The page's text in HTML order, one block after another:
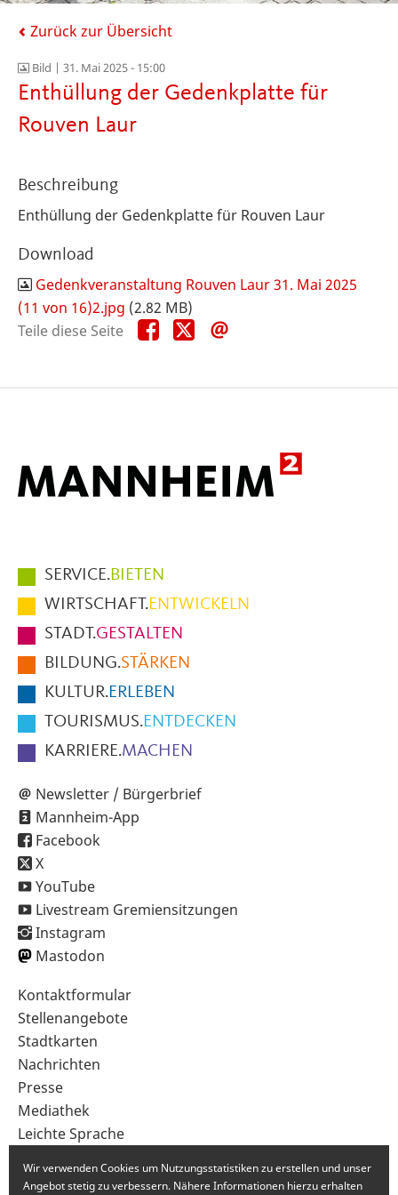
Zurück zur Übersicht
Bild | 31. Mai 2025 - 15:00
Enthüllung der Gedenkplatte für
Rouven Laur
Beschreibung
Enthüllung der Gedenkplatte für Rouven Laur
Download
Gedenkveranstaltung Rouven Laur 31. Mai 2025
(11 von 16)2.jpg (2.82 MB)
Teile diese Seite
Teile
diese
Teile
diese
Hauptmenüpunkte
im
Fußbereich
der
Seite
SERVICE.BIETEN
WIRTSCHAFT.ENTWICKELN
STADT.GESTALTEN
BILDUNG.STÄRKEN
KULTUR.ERLEBEN
TOURISMUS.ENTDECKEN
KARRIERE.MACHEN
Newsletter / Bürgerbrief
Mannheim-App
Facebook
X
YouTube
Livestream Gremiensitzungen
Instagram
Mastodon
Sekundärnavigation
im
Fußbereich
Kontaktformular
Stellenangebote
Stadtkarten
Nachrichten
Presse
Mediathek
Leichte Sprache
Wir verwenden Cookies um Nutzungsstatistiken zu erstellen und unser
Angebot stetig zu verbessern. Nähere Informationen hierzu erhalten